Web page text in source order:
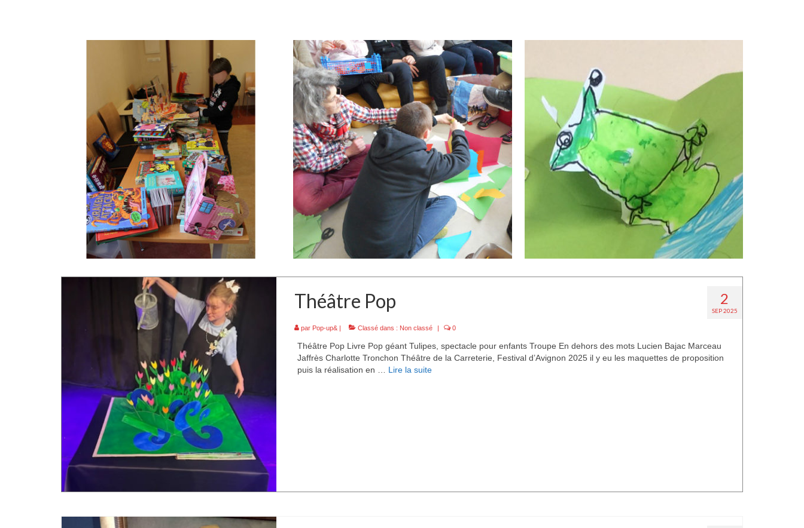
2
SEP 2025
Théâtre Pop
par Pop-up& | Classé dans : Non classé | 0
Théâtre Pop Livre Pop géant Tulipes, spectacle pour enfants Troupe En dehors des mots Lucien Bajac Marceau
Jaffrès Charlotte Tronchon Théâtre de la Carreterie, Festival d’Avignon 2025 il y eu les maquettes de proposition
puis la réalisation en … Lire la suite­­